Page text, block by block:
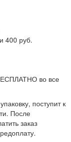
400 руб.
во все
поступит к
После
заказ